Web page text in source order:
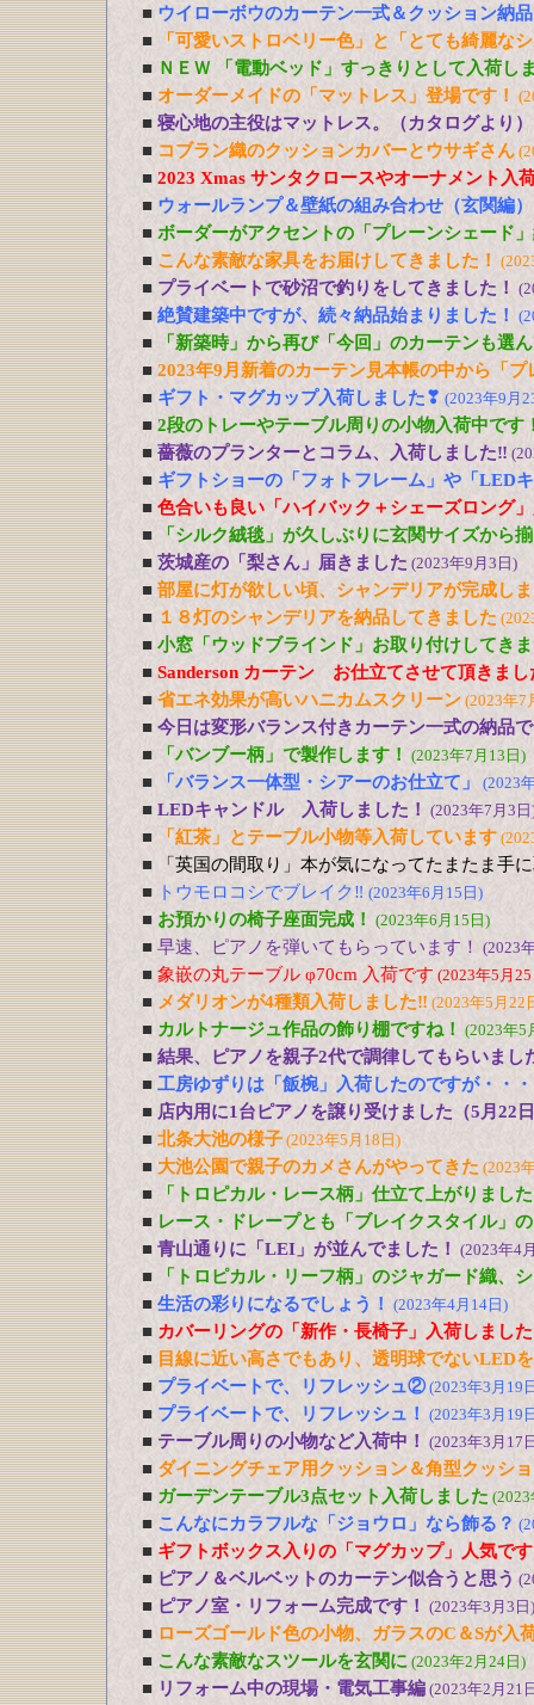
■ ウイローボウのカーテン一式＆クッション納
■
「可愛いストロベリー色」と「とても綺麗な
■ ＮＥＷ 「電動ベッド」すっきりとして入荷し
■ オーダーメイドの「マットレス」登場です！
■ 寝心地の主役はマットレス。（カタログより）
■ コブラン織のクッションカバーとウサギさん
■ 2023 Xmas サンタクロースやオーナメント入
■ ウォールランプ＆壁紙の組み合わせ（玄関編）
■ ボーダーがアクセントの「プレーンシェード
■ こんな素敵な家具をお届けしてきました！
■ プライベートで砂沼で釣りをしてきました！
■ 絶賛建築中ですが、続々納品始まりました！
■
「新築時」から再び「今回」のカーテンも選
■ 2023年9月新着のカーテン見本帳の中から「
■ ギフト・マグカップ入荷しました❣ (2023年9月
■ 2段のトレーやテーブル周りの小物入荷中です
■ 薔薇のプランターとコラム、入荷しました‼
■ ギフトショーの「フォトフレーム」や「LED
■ 色合いも良い「ハイバック＋シェーズロング
■
「シルク絨毯」が久しぶりに玄関サイズから
■ 茨城産の「梨さん」届きました (2023年9月3日)
■ 部屋に灯が欲しい頃、シャンデリアが完成し
■ １８灯のシャンデリアを納品してきました
■ 小窓「ウッドブラインド」お取り付けしてき
■ Sanderson カーテン お仕立てさせて頂きまし
■ 省エネ効果が高いハニカムスクリーン (2023年7
■ 今日は変形バランス付きカーテン一式の納品
■
「バンブー柄」で製作します！ (2023年7月13日)
■ 「バランス一体型・シアーのお仕立て」 (2023
■ LEDキャンドル 入荷しました！ (2023年7月3日
■ 「紅茶」とテーブル小物等入荷しています
■
「英国の間取り」本が気になってたまたま手
■ トウモロコシでブレイク‼ (2023年6月15日)
■ お預かりの椅子座面完成！ (2023年6月15日)
■ 早速、ピアノを弾いてもらっています！ (2023
■ 象嵌の丸テーブル φ70cm 入荷です (2023年5月
■ メダリオンが4種類入荷しました‼ (2023年5月22
■ カルトナージュ作品の飾り棚ですね！ (2023年5
■ 結果、ピアノを親子2代で調律してもらいまし
■ 工房ゆずりは「飯椀」入荷したのですが・・・
■ 店内用に1台ピアノを譲り受けました（5月22
■ 北条大池の様子 (2023年5月18日)
■ 大池公園で親子のカメさんがやってきた (2023
■ 「トロピカル・レース柄」仕立て上がりました
■ レース・ドレープとも「ブレイクスタイル」
■ 青山通りに「LEI」が並んでました！ (2023年4
■
「トロピカル・リーフ柄」のジャガード織、
■ 生活の彩りになるでしょう！ (2023年4月14日)
■ カバーリングの「新作・長椅子」入荷しまし
■ 目線に近い高さでもあり、透明球でないLED
■ プライベートで、リフレッシュ② (2023年3月19
■ プライベートで、リフレッシュ！ (2023年3月19
■ テーブル周りの小物など入荷中！ (2023年3月17
■ ダイニングチェア用クッション＆角型クッシ
■ ガーデンテーブル3点セット入荷しました
■ こんなにカラフルな「ジョウロ」なら飾る？
■ ギフトボックス入りの「マグカップ」人気で
■ ピアノ＆ベルベットのカーテン似合うと思う
■ ピアノ室・リフォーム完成です！ (2023年3月3日)
■ ローズゴールド色の小物、ガラスのC＆Sが入
■ こんな素敵なスツールを玄関に (2023年2月24日)
■ リフォーム中の現場・電気工事編 (2023年2月21